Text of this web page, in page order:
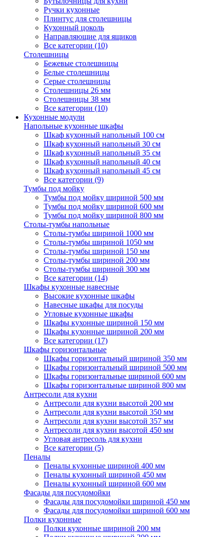
Ручки кухонные
Плинтус для столешницы
Кухонный цоколь
Направляющие для ящиков
Все категории (10)
Столешницы
Бежевые столешницы
Белые столешницы
Серые столешницы
Столешницы 26 мм
Столешницы 38 мм
Все категории (10)
Кухонные модули
Напольные кухонные шкафы
Шкаф кухонный напольный 100 см
Шкаф кухонный напольный 30 см
Шкаф кухонный напольный 35 см
Шкаф кухонный напольный 40 см
Шкаф кухонный напольный 45 см
Все категории (9)
Тумбы под мойку
Тумбы под мойку шириной 500 мм
Тумбы под мойку шириной 600 мм
Тумбы под мойку шириной 800 мм
Столы-тумбы напольные
Столы-тумбы шириной 1000 мм
Столы-тумбы шириной 1050 мм
Столы-тумбы шириной 150 мм
Столы-тумбы шириной 200 мм
Столы-тумбы шириной 300 мм
Все категории (14)
Шкафы кухонные навесные
Высокие кухонные шкафы
Навесные шкафы для посуды
Угловые кухонные шкафы
Шкафы кухонные шириной 150 мм
Шкафы кухонные шириной 200 мм
Все категории (17)
Шкафы горизонтальные
Шкафы горизонтальный шириной 350 мм
Шкафы горизонтальный шириной 500 мм
Шкафы горизонтальные шириной 600 мм
Шкафы горизонтальные шириной 800 мм
Антресоли для кухни
Антресоли для кухни высотой 200 мм
Антресоли для кухни высотой 350 мм
Антресоли для кухни высотой 357 мм
Антресоли для кухни высотой 450 мм
Угловая антресоль для кухни
Все категории (5)
Пеналы
Пеналы кухонные шириной 400 мм
Пеналы кухонный шириной 450 мм
Пеналы кухонный шириной 600 мм
Фасады для посудомойки
Фасады для посудомойки шириной 450 мм
Фасады для посудомойки шириной 600 мм
Полки кухонные
Полки кухонные шириной 200 мм